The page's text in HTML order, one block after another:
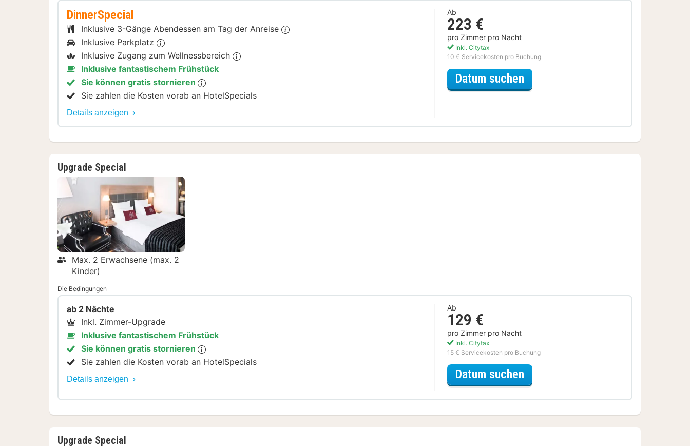
DinnerSpecial
Inklusive 3-Gänge Abendessen am Tag der Anreise
Inklusive Parkplatz
Inklusive Zugang zum Wellnessbereich
Inklusive fantastischem Frühstück
Sie können gratis stornieren
Sie zahlen die Kosten vorab an HotelSpecials
Details anzeigen
Ab
223 €
pro Zimmer pro Nacht
Inkl. Citytax
10 € Servicekosten pro Buchung
Datum suchen
Upgrade Special
Max. 2 Erwachsene (max. 2
Kinder)
Die Bedingungen
ab 2 Nächte
Inkl. Zimmer-Upgrade
Inklusive fantastischem Frühstück
Sie können gratis stornieren
Sie zahlen die Kosten vorab an HotelSpecials
Details anzeigen
Ab
129 €
pro Zimmer pro Nacht
Inkl. Citytax
15 € Servicekosten pro Buchung
Datum suchen
Upgrade Special